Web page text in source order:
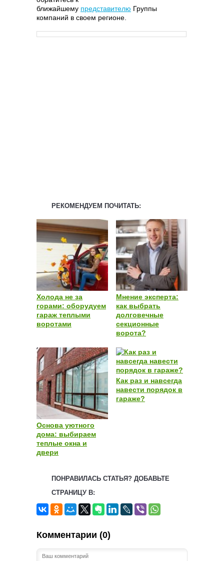
ближайшему представителю Группы
компаний в своем регионе.
РЕКОМЕНДУЕМ ПОЧИТАТЬ:
Холода не за
горами: оборудуем
гараж теплыми
воротами
Мнение эксперта:
как выбрать
долговечные
секционные
ворота?
Основа уютного
дома: выбираем
теплые окна и
двери
Как раз и навсегда
навести порядок в
гараже?
ПОНРАВИЛАСЬ СТАТЬЯ? ДОБАВЬТЕ
СТРАНИЦУ В:
Комментарии (0)